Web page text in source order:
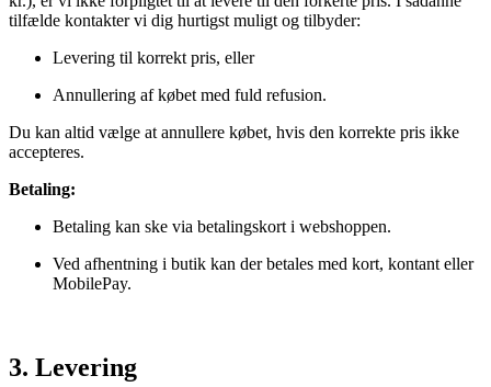
tilfælde kontakter vi dig hurtigst muligt og tilbyder:
Levering til korrekt pris, eller
Annullering af købet med fuld refusion.
Du kan altid vælge at annullere købet, hvis den korrekte pris ikke
accepteres.
Betaling:
Betaling kan ske via betalingskort i webshoppen.
Ved afhentning i butik kan der betales med kort, kontant eller
MobilePay.
3. Levering